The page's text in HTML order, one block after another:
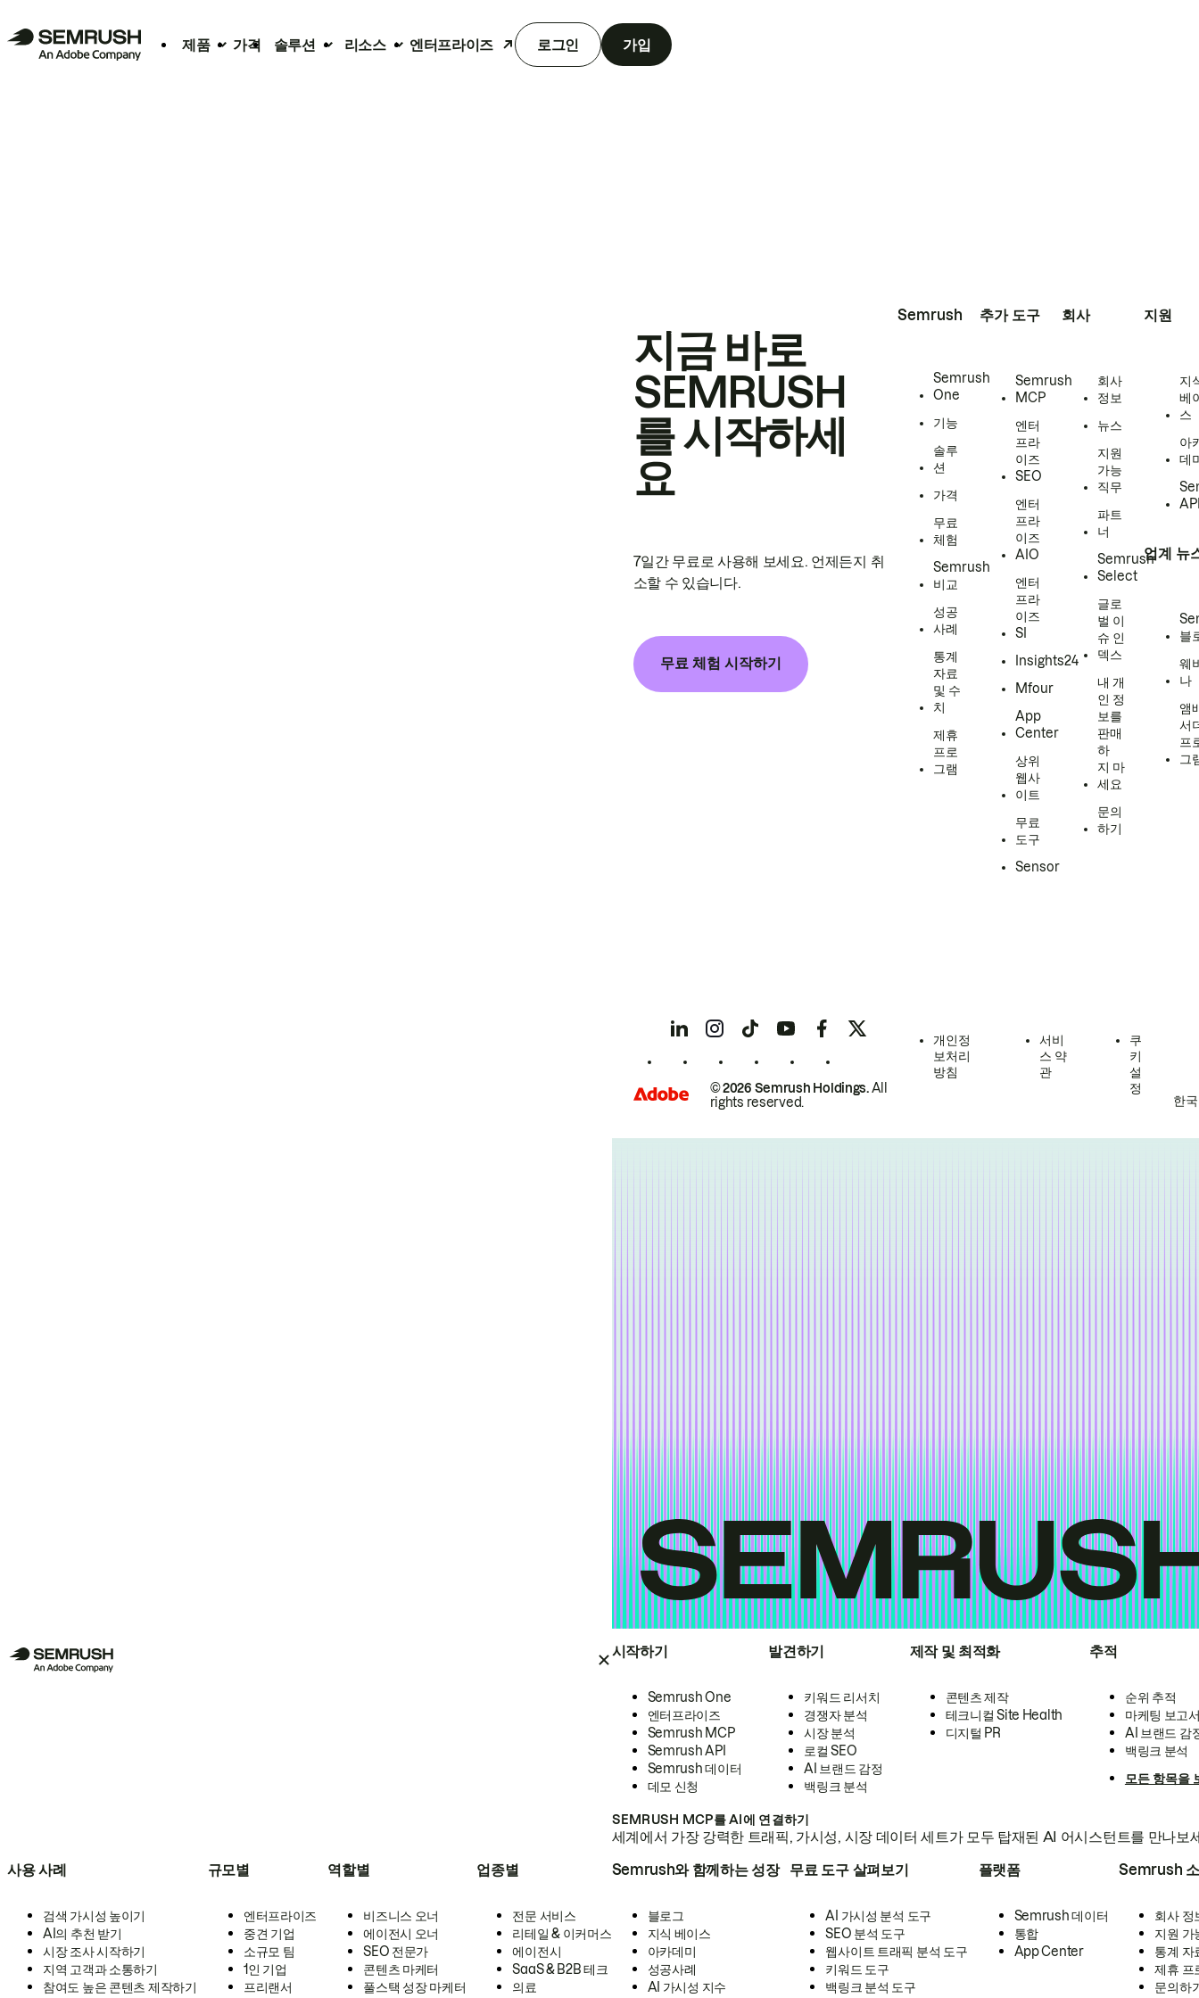
제품 가격 솔루션 리소스 엔터프라이즈 로그인 가입
시작하기
Semrush One
엔터프라이즈
Semrush MCP
Semrush API
Semrush 데이터
데모 신청
발견하기
키워드 리서치
경쟁자 분석
시장 분석
로컬 SEO
AI 브랜드 감정
백링크 분석
제작 및 최적화
콘텐츠 제작
테크니컬 Site Health
디지털 PR
추적
순위 추적
마케팅 보고
AI 브랜드 감
백링크 분석
모든 항목을
SEMRUSH MCP를 AI에 연결하기
세계에서 가장 강력한 트래픽, 가시성, 시장 데이터 세트가 모두 탑재된 AI 어시스턴트를 만나보
사용 사례
검색 가시성 높이기
AI의 추천 받기
시장 조사 시작하기
지역 고객과 소통하기
참여도 높은 콘텐츠 제작하기
규모별
엔터프라이즈
중견 기업
소규모 팀
1인 기업
프리랜서
역할별
비즈니스 오너
에이전시 오너
SEO 전문가
콘텐츠 마케터
풀스택 성장 마케터
업종별
전문 서비스
리테일 & 이커머스
에이전시
SaaS & B2B 테크
의료
Semrush와 함께하는 성장
블로그
지식 베이스
아카데미
성공사례
AI 가시성 지수
무료 도구 살펴보기
AI 가시성 분석 도구
SEO 분석 도구
웹사이트 트래픽 분석 도구
키워드 도구
백링크 분석 도구
플랫폼
Semrush 데이터
통합
App Center
Semrush
회사 정
지원 가
통계 자
제휴 프
문의하
지금 바로
SEMRUSH
를 시작하세
요
7일간 무료로 사용해 보세요. 언제든지 취
소할 수 있습니다.
무료 체험 시작하기
Semrush
Semrush
One
기능
솔루
션
가격
무료
체험
Semrush
비교
성공
사례
통계
자료
및 수
치
제휴
프로
그램
추가 도구
Semrush
MCP
엔터
프라
이즈
SEO
엔터
프라
이즈
AIO
엔터
프라
이즈
SI
Insights24
Mfour
App
Center
상위
웹사
이트
무료
도구
Sensor
회사
회사
정보
뉴스
지원
가능
직무
파트
너
Semrush
Select
글로
벌 이
슈 인
덱스
내 개
인 정
보를
판매
하
지 마
세요
문의
하기
지원
지
베
스
아
데
업계 뉴
블
웨
나
앰
서
프
그
© 2026 Semrush Holdings.All
rights reserved.
개인정
보처리
방침
서비
스 약
관
쿠
키
설
정
한